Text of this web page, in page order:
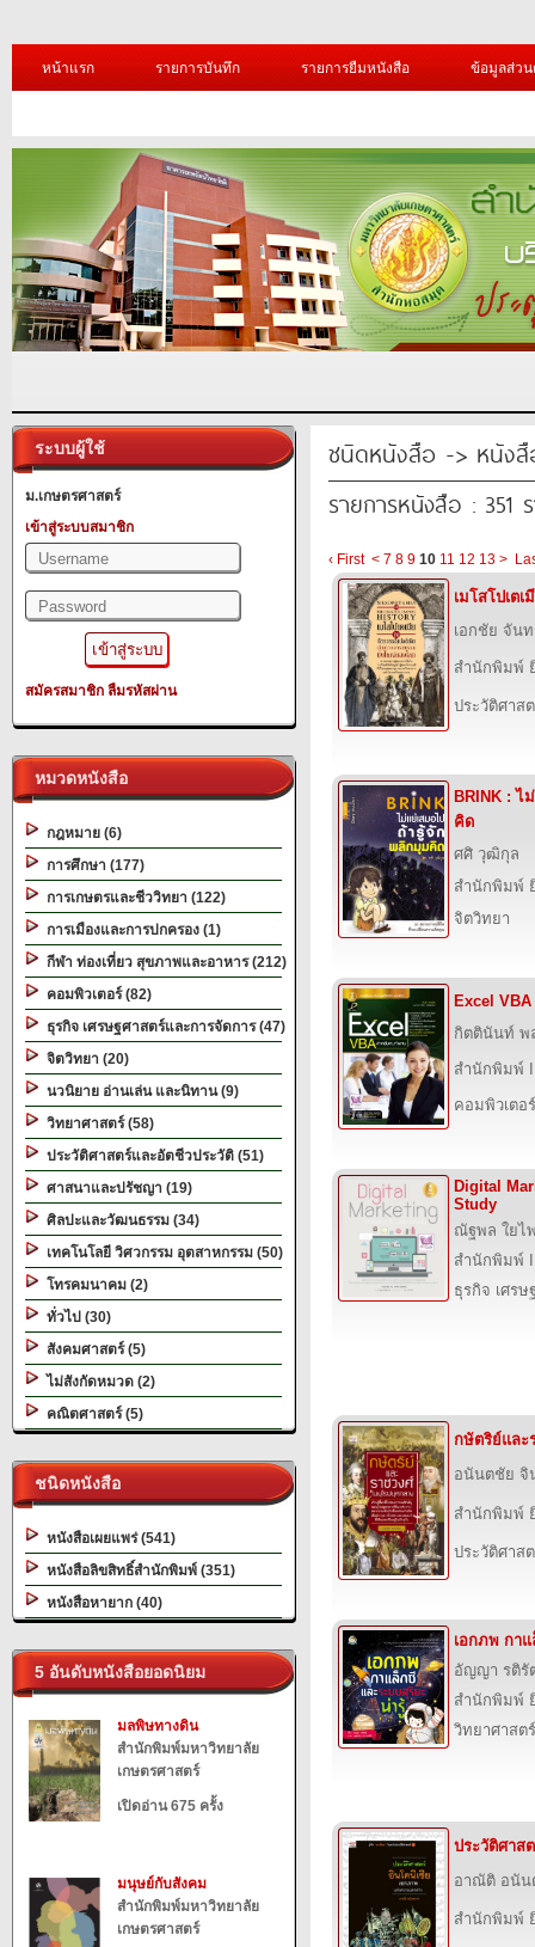
หน้าแรก รายการบันทึก รายการยืมหนังสือ ข้อมูลส่ว
ระบบผู้ใช้
ม.เกษตรศาสตร์
เข้าสู่ระบบสมาชิก
สมัครสมาชิก ลืมรหัสผ่าน
หมวดหนังสือ
กฎหมาย (6)
การศึกษา (177)
การเกษตรและชีววิทยา (122)
การเมืองและการปกครอง (1)
กีฬา ท่องเที่ยว สุขภาพและอาหาร (212)
คอมพิวเตอร์ (82)
ธุรกิจ เศรษฐศาสตร์และการจัดการ (47)
จิตวิทยา (20)
นวนิยาย อ่านเล่น และนิทาน (9)
วิทยาศาสตร์ (58)
ประวัติศาสตร์และอัตชีวประวัติ (51)
ศาสนาและปรัชญา (19)
ศิลปะและวัฒนธรรม (34)
เทคโนโลยี วิศวกรรม อุตสาหกรรม (50)
โทรคมนาคม (2)
ทั่วไป (30)
สังคมศาสตร์ (5)
ไม่สังกัดหมวด (2)
คณิตศาสตร์ (5)
ชนิดหนังสือ
หนังสือเผยแพร่ (541)
หนังสือลิขสิทธิ์สำนักพิมพ์ (351)
หนังสือหายาก (40)
5 อันดับหนังสือยอดนิยม
มลพิษทางดิน
สำนักพิมพ์มหาวิทยาลัย
เกษตรศาสตร์
เปิดอ่าน 675 ครั้ง
มนุษย์กับสังคม
สำนักพิมพ์มหาวิทยาลัย
เกษตรศาสตร์
ชนิดหนังสือ -> หนัง
รายการหนังสือ : 351
‹ First < 7 8 9 10 11 12 13 >
เมโสโปเตเ
เอกชัย จัน
สำนักพิมพ์
ประวัติศาส
BRINK : ไ
คิด
ศศิ วุฒิกุล
สำนักพิมพ์
จิตวิทยา
Excel
กิตตินันท์ พ
สำนักพิมพ์
คอมพิวเตอร์
Digital
Study
ณัฐพล ใยไ
สำนักพิมพ์
ธุรกิจ เศรษ
กษัตริย์และ
อนันตชัย จิ
สำนักพิมพ์
ประวัติศาส
เอกภพ กา
อัญญา รติรั
สำนักพิมพ์
วิทยาศาสตร์
ประวัติศาส
อาณัติ อนัน
สำนักพิมพ์